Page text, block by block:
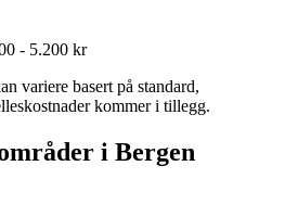
- 5.200 kr
variere basert på standard,
kommer i tillegg.
i Bergen